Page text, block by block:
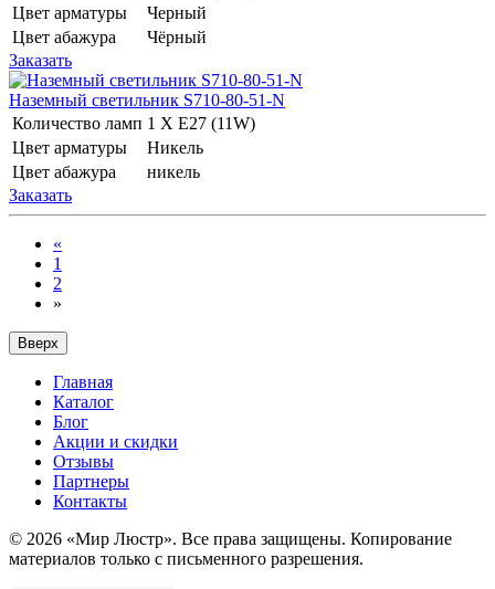
Цвет арматуры
Черный
Цвет абажура
Чёрный
Заказать
Наземный светильник S710-80-51-N
Количество ламп 1 Х E27 (11W)
Цвет арматуры
Никель
Цвет абажура
никель
Заказать
«
1
2
»
Вверх
Главная
Каталог
Блог
Акции и скидки
Отзывы
Партнеры
Контакты
© 2026 «Мир Люстр». Все права защищены. Копирование
материалов только с письменного разрешения.